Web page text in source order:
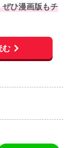
ひ漫画版もチ
む